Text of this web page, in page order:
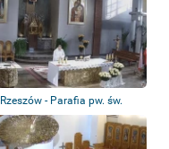
Rzeszów - Parafia pw. św.
Rodziny